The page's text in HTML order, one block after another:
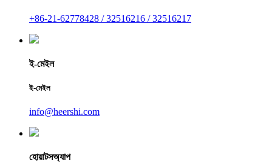
+86-21-62778428 / 32516216 / 32516217
ই-মেইল
ই-মেইল
info@heershi.com
হোয়াটসঅ্যাপ